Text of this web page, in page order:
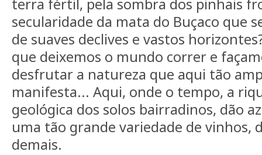
terra fértil, pela sombra dos pinhais
secularidade da mata do Buçaco que
de suaves declives e vastos
que deixemos o mundo correr e
desfrutar a natureza que aqui tão
manifesta... Aqui, onde o tempo, a
geológica dos solos bairradinos, dão
uma tão grande variedade de vinhos,
demais.